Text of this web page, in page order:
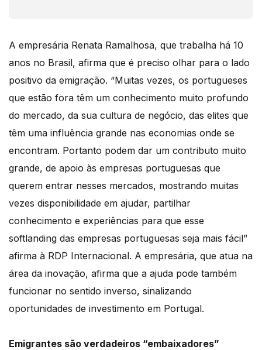
A empresária Renata Ramalhosa, que trabalha há 10
anos no Brasil, afirma que é preciso olhar para o lado
positivo da emigração. “Muitas vezes, os portugueses
que estão fora têm um conhecimento muito profundo
do mercado, da sua cultura de negócio, das elites que
têm uma influência grande nas economias onde se
encontram. Portanto podem dar um contributo muito
grande, de apoio às empresas portuguesas que
querem entrar nesses mercados, mostrando muitas
vezes disponibilidade em ajudar, partilhar
conhecimento e experiências para que esse
softlanding das empresas portuguesas seja mais fácil”
afirma à RDP Internacional. A empresária, que atua na
área da inovação, afirma que a ajuda pode também
funcionar no sentido inverso, sinalizando
oportunidades de investimento em Portugal.
Emigrantes são verdadeiros “embaixadores”